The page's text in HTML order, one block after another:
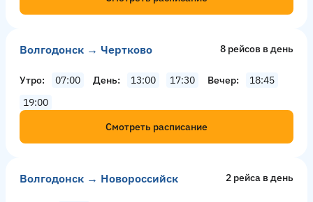
Волгодонск → Чертково 8 рейсов в день
Утро 07:00 День 13:00 17:30 Вечер
18:45
19:00
Смотреть расписание
Волгодонск → Новороссийск 2 рейсa в день